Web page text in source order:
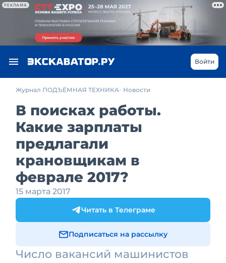
РЕКЛАМА
Войти
Журнал ПОДЪЁМНАЯ ТЕХНИКА Новости
В поисках работы.
Какие зарплаты
предлагали
крановщикам в
феврале 2017?
15 марта 2017
Читать в Телеграме
Подписаться на рассылку
Число вакансий машинистов